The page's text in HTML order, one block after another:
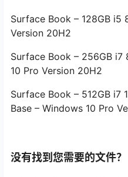
Surface Book – 128GB i5
Version 20H2
Surface Book – 256GB i7
10 Pro Version 20H2
Surface Book – 512GB i7
Base – Windows 10 Pro
没有找到您需要的文件？